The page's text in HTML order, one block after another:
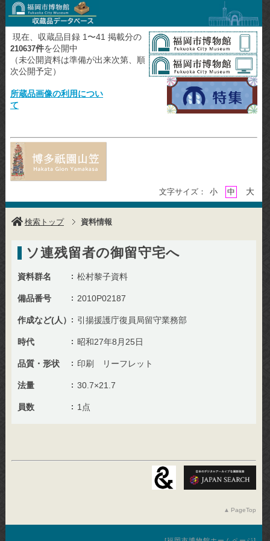
現在、収蔵品目録 1〜41 掲載分の
210637件を公開中
（未公開資料は準備が出来次第、順
次公開予定）
所蔵品画像の利用につい
て
文字サイズ： 小 中 大
検索トップ 資料情報
ソ連残留者の御留守宅へ
資料群名 松村黎子資料
備品番号 2010P02187
作成など(人） 引揚援護庁復員局留守業務部
時代 昭和27年8月25日
品質・形状 印刷 リーフレット
法量 30.7×21.7
員数 1点
PageTop